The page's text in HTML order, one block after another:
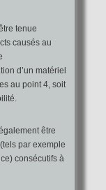
tenue
causés au
d’un matériel
au point 4, soit
être
par exemple
consécutifs à